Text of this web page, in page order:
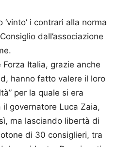
i contrari alla norma
dall’associazione
Forza Italia, grazie anche
hanno fatto valere il loro
per la quale si era
governatore Luca Zaia,
ma lasciando libertà di
di 30 consiglieri, tra